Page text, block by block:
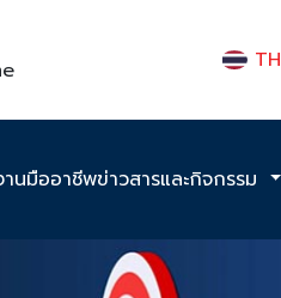
TH
นมืออาชีพข่าวสารและกิจกรรม